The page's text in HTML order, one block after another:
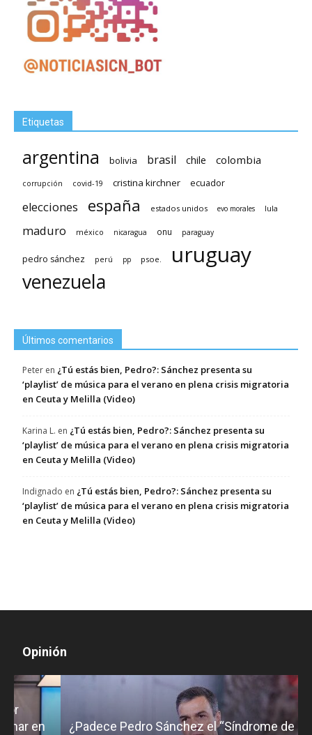
Etiquetas
argentina bolivia brasil chile colombia
corrupción covid-19 cristina kirchner ecuador
elecciones españa estados unidos evo morales lula
maduro méxico nicaragua onu paraguay
pedro sánchez perú pp psoe. uruguay
venezuela
Últimos comentarios
Peter en ¿Tú estás bien, Pedro?: Sánchez presenta su
‘playlist’ de música para el verano en plena crisis migratoria
en Ceuta y Melilla (Video)
Karina L. en ¿Tú estás bien, Pedro?: Sánchez presenta su
‘playlist’ de música para el verano en plena crisis migratoria
en Ceuta y Melilla (Video)
Indignado en ¿Tú estás bien, Pedro?: Sánchez presenta su
‘playlist’ de música para el verano en plena crisis migratoria
en Ceuta y Melilla (Video)
Opinión
¿Padece Pedro Sánchez el “Síndrome de